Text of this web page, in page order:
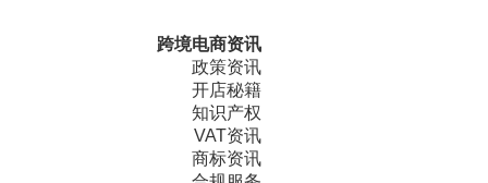
跨境电商资讯
政策资讯
开店秘籍
知识产权
VAT资讯
商标资讯